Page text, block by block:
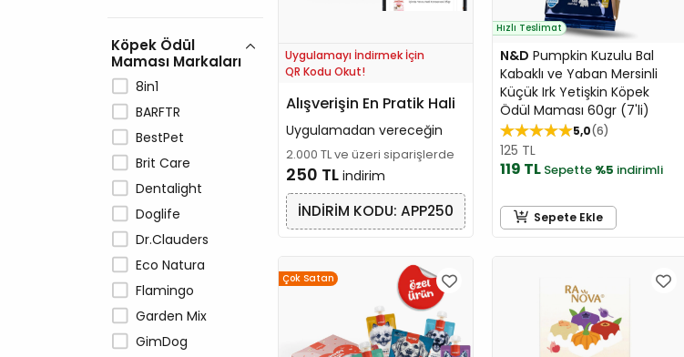
Köpek Ödül
Maması Markaları
8in1
BARFTR
BestPet
Brit Care
Dentalight
Doglife
Dr.Clauders
Eco Natura
Flamingo
Garden Mix
GimDog
Uygulamayı İndirmek İçin
QR Kodu Okut!
Alışverişin En Pratik Hali
Uygulamadan vereceğin
2.000 TL ve üzeri siparişlerde
250 TL indirim
İNDİRİM KODU: APP250
Hızlı Teslimat
N&D Pumpkin Kuzulu Bal
Kabaklı ve Yaban Mersinli
Küçük Irk Yetişkin Köpek
Ödül Maması 60gr (7'li)
5,0 6
125 TL
119 TL Sepette %5 indirimli
Sepete Ekle
Çok Satan